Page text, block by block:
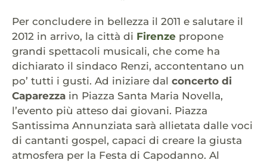
Per concludere in bellezza il 2011 e salutare il
2012 in arrivo, la città di Firenze propone
grandi spettacoli musicali, che come ha
dichiarato il sindaco Renzi, accontentano un
po’ tutti i gusti. Ad iniziare dal concerto di
Caparezza in Piazza Santa Maria Novella,
l’evento più atteso dai giovani. Piazza
Santissima Annunziata sarà allietata dalle voci
di cantanti gospel, capaci di creare la giusta
atmosfera per la Festa di Capodanno. Al